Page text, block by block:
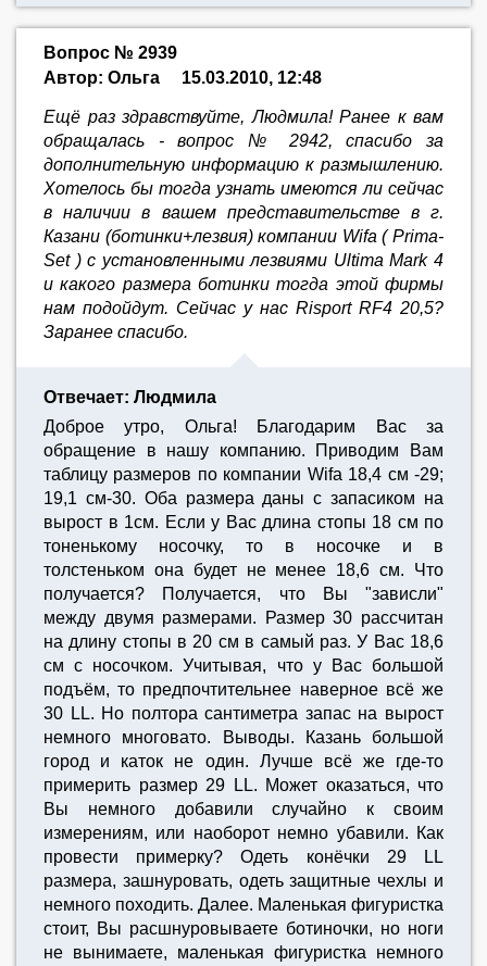
Вопрос № 2939
Автор: Ольга
15.03.2010, 12:48
Ещё раз здравствуйте, Людмила! Ранее к вам
обращалась - вопрос № 2942, спасибо за
дополнительную информацию к размышлению.
Хотелось бы тогда узнать имеются ли сейчас
в наличии в вашем представительстве в г.
Казани (ботинки+лезвия) компании Wifa ( Prima-
Set ) с установленными лезвиями Ultima Mark 4
и какого размера ботинки тогда этой фирмы
нам подойдут. Сейчас у нас Risport RF4 20,5?
Заранее спасибо.
Отвечает: Людмила
Доброе утро, Ольга! Благодарим Вас за
обращение в нашу компанию. Приводим Вам
таблицу размеров по компании Wifa 18,4 см -29;
19,1 см-30. Оба размера даны с запасиком на
вырост в 1см. Если у Вас длина стопы 18 см по
тоненькому носочку, то в носочке и в
толстеньком она будет не менее 18,6 см. Что
получается? Получается, что Вы "зависли"
между двумя размерами. Размер 30 рассчитан
на длину стопы в 20 см в самый раз. У Вас 18,6
см с носочком. Учитывая, что у Вас большой
подъём, то предпочтительнее наверное всё же
30 LL. Но полтора сантиметра запас на вырост
немного многовато. Выводы. Казань большой
город и каток не один. Лучше всё же где-то
примерить размер 29 LL. Может оказаться, что
Вы немного добавили случайно к своим
измерениям, или наоборот немно убавили. Как
провести примерку? Одеть конёчки 29 LL
размера, зашнуровать, одеть защитные чехлы и
немного походить. Далее. Маленькая фигуристка
стоит, Вы расшнуровываете ботиночки, но ноги
не вынимаете, маленькая фигуристка немного